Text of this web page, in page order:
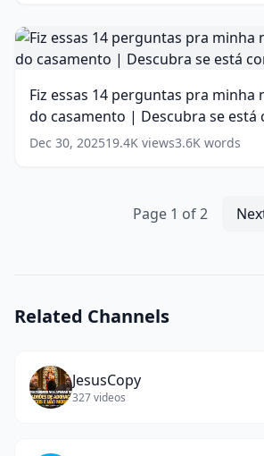
CONHECIMENTO EM 20 MINUTOS
words)
Fiz
essas
14
pra
minha
namorada
antes
pessoa
Fiz essas 14 perguntas pra minha
do casamento | Descubra se está
certa
18words)
Dec 30, 202519.4K views3.6K words
Page 1 of2
Related Channels
JesusCopy
327videos